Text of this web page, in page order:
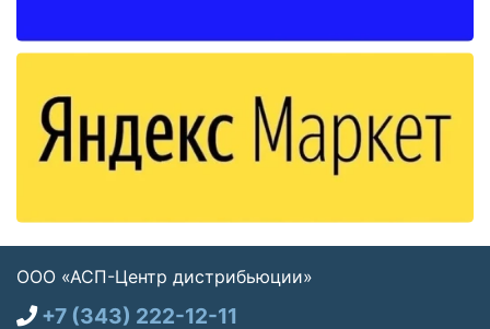
ООО «АСП-Центр дистрибьюции»
+7 (343) 222-12-11